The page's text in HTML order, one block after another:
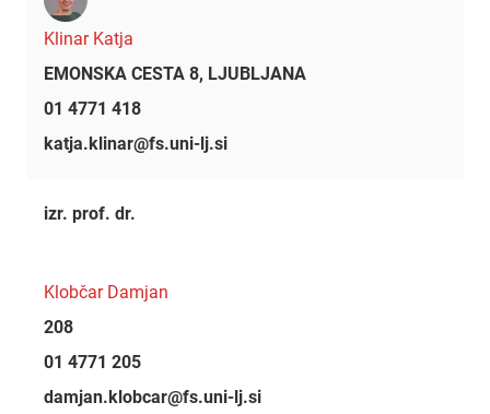
Klinar Katja
EMONSKA CESTA 8, LJUBLJANA
01 4771 418
katja.klinar@fs.uni-lj.si
izr. prof. dr.
Klobčar Damjan
208
01 4771 205
damjan.klobcar@fs.uni-lj.si